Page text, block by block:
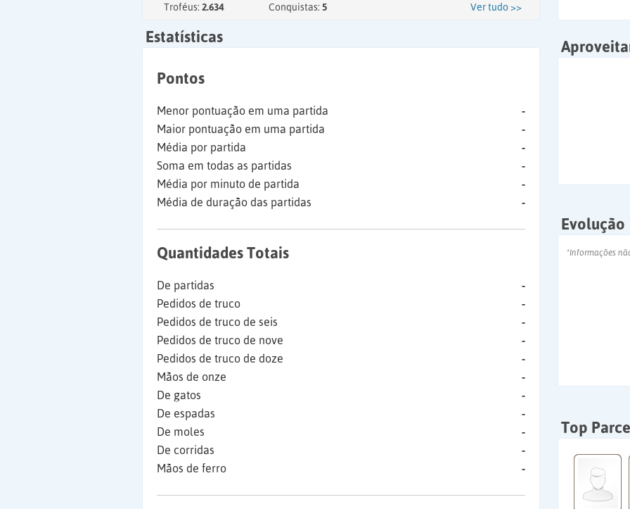
Troféus: 2.634 Conquistas: 5 Ver tudo >>
Estatísticas
Pontos
Menor pontuação em uma partida
-
Maior pontuação em uma partida
-
Média por partida
-
Soma em todas as partidas
-
Média por minuto de partida
-
Média de duração das partidas
-
Quantidades Totais
De partidas
-
Pedidos de truco
-
Pedidos de truco de seis
-
Pedidos de truco de nove
-
Pedidos de truco de doze
-
Mãos de onze
-
De gatos
-
De espadas
-
De moles
-
De corridas
-
Mãos de ferro
-
Evolução
*Informações
Top